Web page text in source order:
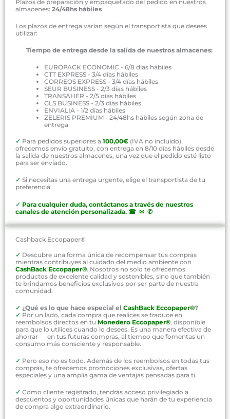
Plazos de preparación y empaquetado del pedido en nuestros
almacenes: 24/48hs hábiles
Los plazos de entrega varían según el transportista que desees
utilizar:
Tiempo de entrega desde la salida de nuestros almacenes:
EUROPACK ECONOMIC - 6/8 días hábiles
CTT EXPRESS - 3/4 días hábiles
CORREOS EXPRESS - 3/4 días hábiles
SEUR BUSINESS - 2/3 días hábiles
TRANSAHER - 2/5 días hábiles
GLS BUSINESS - 2/3 días hábiles
ENVIALIA - 1/2 días hábiles
ZELERIS PREMIUM - 24/48hs hábiles según zona de
entrega
✓ Para pedidos superiores a 100,00€ (IVA no incluído),
ofrecemos envío gratuito, con entrega en 8/10 días hábiles desde
la salida de nuestros almacenes, una vez que el pedido esté listo
para ser enviado.
✓ Si necesitas una entrega urgente, elige el transportista de tu
preferencia.
✓ Para cualquier duda, contáctanos a través de nuestros
canales de atención personalizada. ☎ ✉ ✆
Cashback Eccopaper®
✓ Descubre una forma única de recompensar tus compras
mientras contribuyes al cuidado del medio ambiente con
CashBack Eccopaper®. Nosotros no solo te ofrecemos
productos de excelente calidad y sostenibles, sino que también
te brindamos beneficios exclusivos por ser parte de nuestra
comunidad.
✓ ¿Qué es lo que hace especial el CashBack Eccopaper®?
✓ Por un lado, cada compra que realices se traduce en
reembolsos directos en tu Monedero Eccopaper®, disponible
para que lo utilices cuando lo desees. Es una manera efectiva de
ahorrar en tus futuras compras, al tiempo que fomentas un
consumo más consciente y responsable.
✓ Pero eso no es todo. Además de los reembolsos en todas tus
compras, te ofrecemos promociones exclusivas, ofertas
especiales y una amplia gama de ventajas pensadas para ti.
✓ Como cliente registrado, tendrás acceso privilegiado a
descuentos y oportunidades únicas que harán de tu experiencia
de compra algo extraordinario.